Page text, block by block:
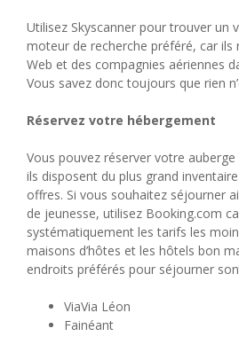
Utilisez Skyscanner pour trouver un
moteur de recherche préféré, car ils
Web et des compagnies aériennes
Vous savez donc toujours que rien
Réservez votre hébergement
Vous pouvez réserver votre
ils disposent du plus grand
offres. Si vous souhaitez séjourner
de jeunesse, utilisez Booking.com
systématiquement les tarifs les
maisons d’hôtes et les hôtels bon
endroits préférés pour séjourner
ViaVia Léon
Fainéant